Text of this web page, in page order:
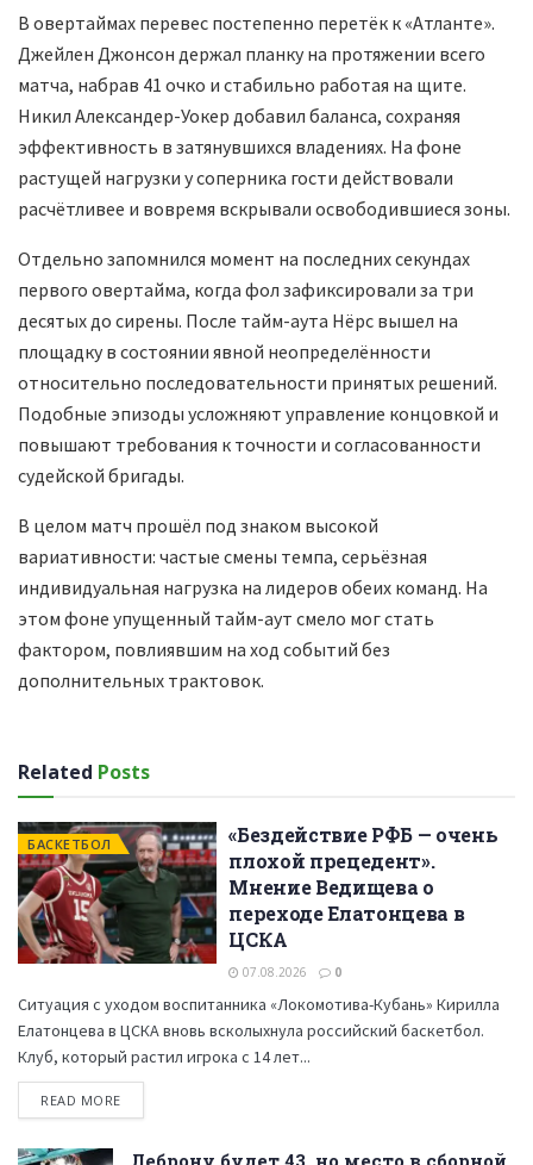
В овертаймах перевес постепенно перетёк к «Атланте».
Джейлен Джонсон держал планку на протяжении всего
матча, набрав 41 очко и стабильно работая на щите.
Никил Александер-Уокер добавил баланса, сохраняя
эффективность в затянувшихся владениях. На фоне
растущей нагрузки у соперника гости действовали
расчётливее и вовремя вскрывали освободившиеся зоны.
Отдельно запомнился момент на последних секундах
первого овертайма, когда фол зафиксировали за три
десятых до сирены. После тайм-аута Нёрс вышел на
площадку в состоянии явной неопределённости
относительно последовательности принятых решений.
Подобные эпизоды усложняют управление концовкой и
повышают требования к точности и согласованности
судейской бригады.
В целом матч прошёл под знаком высокой
вариативности: частые смены темпа, серьёзная
индивидуальная нагрузка на лидеров обеих команд. На
этом фоне упущенный тайм-аут смело мог стать
фактором, повлиявшим на ход событий без
дополнительных трактовок.
Related Posts
БАСКЕТБОЛ
«Бездействие РФБ — очень
плохой прецедент».
Мнение Ведищева о
переходе Елатонцева в
ЦСКА
07.08.2026 0
Ситуация с уходом воспитанника «Локомотива-Кубань» Кирилла
Елатонцева в ЦСКА вновь всколыхнула российский баскетбол.
Клуб, который растил игрока с 14 лет...
READ MORE
Леброну будет 43, но место в сборной